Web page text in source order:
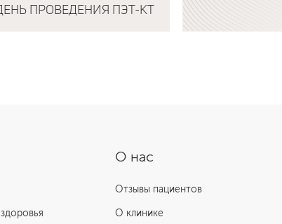
ПРОВЕДЕНИЯ ПЭТ-КТ
О нас
Отзывы пациентов
О клинике